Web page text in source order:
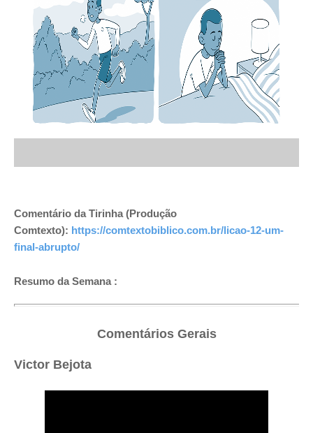
Comentário da Tirinha (Produção
Comtexto): https://comtextobiblico.com.br/licao-12-um-
final-abrupto/
Resumo da Semana :
Comentários Gerais
Victor Bejota